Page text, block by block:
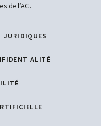
JURIDIQUES
de l’ACI.